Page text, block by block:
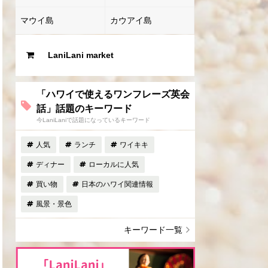
マウイ島 カウアイ島
LaniLani market
「ハワイで使えるワンフレーズ英会
話」話題のキーワード
今LaniLaniで話題になっているキーワード
人気 ランチ ワイキキ
ディナー ローカルに人気
買い物 日本のハワイ関連情報
風景・景色
キーワード一覧